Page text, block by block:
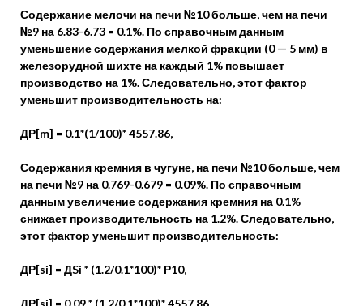
Содержание мелочи на печи №10 больше, чем на печи
№9 на 6.83-6.73 = 0.1%. По справочным данным
уменьшение содержания мелкой фракции (0 — 5 мм) в
железорудной шихте на каждый 1% повышает
производство на 1%. Следовательно, этот фактор
уменьшит производительность на:
ДР[m] = 0.1*(1/100)* 4557.86,
Содержания кремния в чугуне, на печи №10 больше, чем
на печи №9 на 0.769-0.679 = 0.09%. По справочным
данным увеличение содержания кремния на 0.1%
снижает производительность на 1.2%. Следовательно,
этот фактор уменьшит производительность:
ДР[si] = ДSi * (1.2/0.1*100)* Р10,
ДР[si] = 0.09 * (1.2/0.1*100)* 4557.86,